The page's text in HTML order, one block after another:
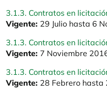
3.1.3. Contratos en
Vigente: 29 Julio hasta 6
3.1.3. Contratos en
Vigente: 7 Noviembre
3.1.3. Contratos en
Vigente: 28 Febrero